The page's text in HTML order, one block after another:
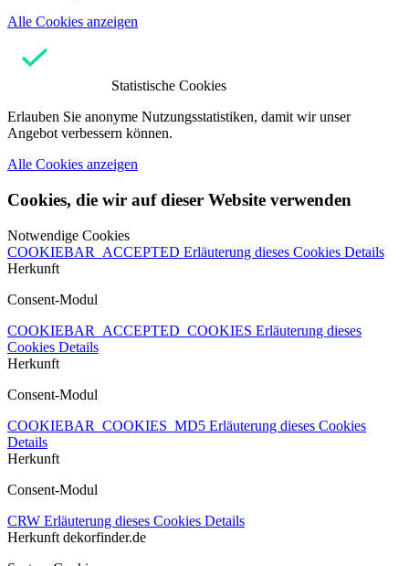
Alle Cookies anzeigen
Statistische Cookies
Erlauben Sie anonyme Nutzungsstatistiken, damit wir unser
Angebot verbessern können.
Alle Cookies anzeigen
Cookies, die wir auf dieser Website verwenden
Notwendige Cookies
COOKIEBAR_ACCEPTED Erläuterung dieses Cookies Details
Herkunft
Consent-Modul
COOKIEBAR_ACCEPTED_COOKIES Erläuterung dieses
Cookies Details
Herkunft
Consent-Modul
COOKIEBAR_COOKIES_MD5 Erläuterung dieses Cookies
Details
Herkunft
Consent-Modul
CRW Erläuterung dieses Cookies Details
Herkunft dekorfinder.de